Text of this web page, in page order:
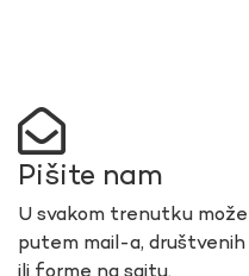
Pišite nam
U svakom trenutku
putem mail-a,